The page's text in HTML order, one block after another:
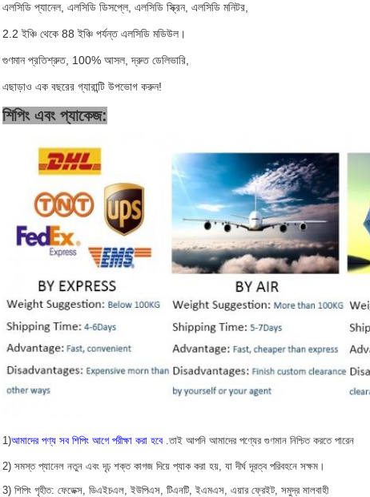
এলসিডি প্যানেল, এলসিডি ডিসপ্লে, এলসিডি স্ক্রিন, এলসিডি মনিটর,
2.2 ইঞ্চি থেকে 88 ইঞ্চি পর্যন্ত এলসিডি মডিউল।
গুণমান প্রতিশ্রুত, 100% আসল, দ্রুত ডেলিভারি,
এছাড়াও এক বছরের গ্যারান্টি উপভোগ করুন!
শিপিং এবং প্যাকেজ:
1)আমাদের পণ্য সব শিপিং আগে পরীক্ষা করা হবে .তাই আপনি আমাদের পণ্যের গুণমান নিশ্চিত করতে পারেন
2) সমস্ত প্যানেল নতুন এবং দৃঢ় শক্ত কাগজ দিয়ে প্যাক করা হয়, যা দীর্ঘ দূরত্ব পরিবহনে সক্ষম।
3) শিপিং গৃহীত: ফেডেক্স, ডিএইচএল, ইউপিএস, টিএনটি, ইএমএস, এয়ার ফ্রেইট, সমুদ্র মালবাহী